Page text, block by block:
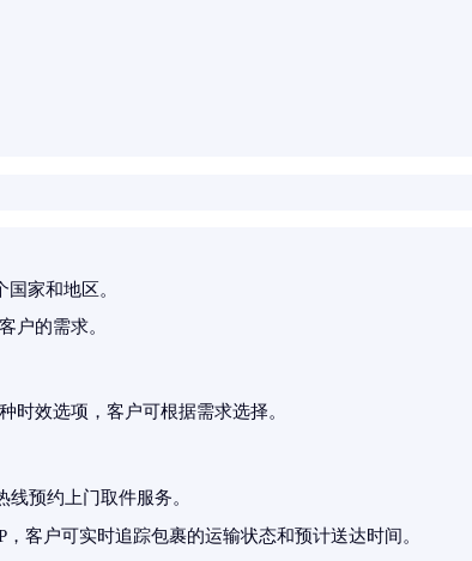
家和地区。
户的需求。
时效选项，客户可根据需求选择。
预约上门取件服务。
，客户可实时追踪包裹的运输状态和预计送达时间。